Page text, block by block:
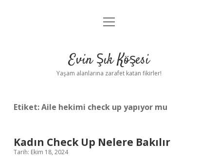
Anasayfa
Yasal Uyarı
menüyü
Evin Şık Köşesi
Yaşam alanlarına zarafet katan fikirler!
Etiket:Aile hekimi check up yapıyor mu
Kadın Check Up Nelere Bakılır
Tarih: Ekim 18, 2024